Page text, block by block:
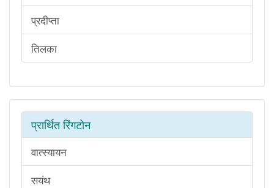
प्रदीप्ता
तिलका
प्रार्थित रिंगटोन
वात्स्यायन
सयंथ